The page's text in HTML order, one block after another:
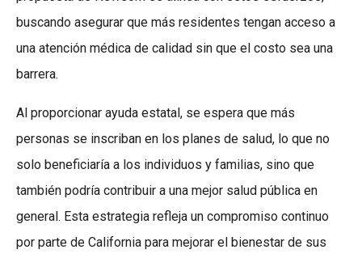
buscando asegurar que más residentes tengan acceso a
una atención médica de calidad sin que el costo sea una
barrera.
Al proporcionar ayuda estatal, se espera que más
personas se inscriban en los planes de salud, lo que no
solo beneficiaría a los individuos y familias, sino que
también podría contribuir a una mejor salud pública en
general. Esta estrategia refleja un compromiso continuo
por parte de California para mejorar el bienestar de sus